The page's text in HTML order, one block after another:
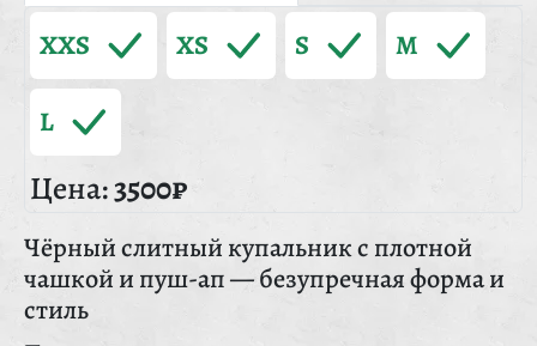
XXS XS S M
L
Цена:3500₽
Чёрный слитный купальник с плотной
чашкой и пуш-ап — безупречная форма и
стиль